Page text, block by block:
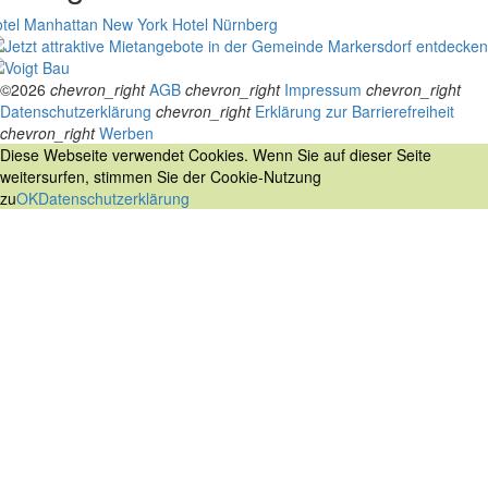
Manhattan New York Hotel Nürnberg
©2026 chevron_right AGB chevron_right Impressum chevron_right
Datenschutzerklärung chevron_right Erklärung zur Barrierefreiheit
chevron_right Werben
Diese Webseite verwendet Cookies. Wenn Sie auf dieser Seite
weitersurfen, stimmen Sie der Cookie-Nutzung
zuOKDatenschutzerklärung